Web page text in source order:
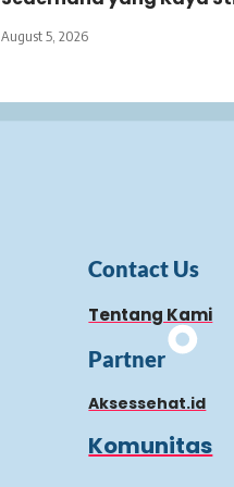
August 5, 2026
Contact Us
Tentang Kami
Partner
Aksessehat.id
Komunitas